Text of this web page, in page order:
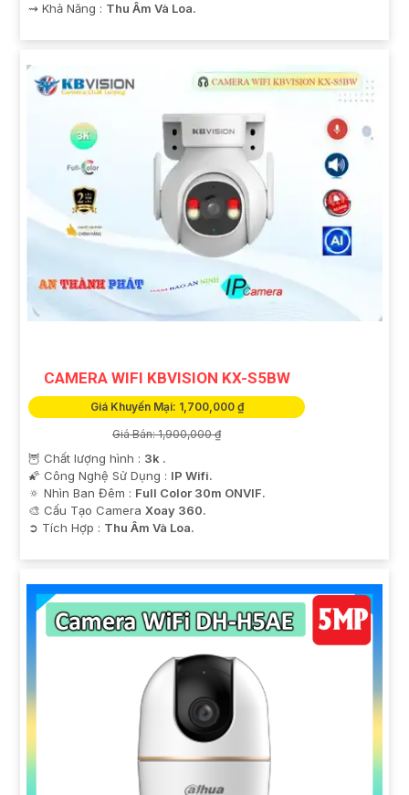
️⇝ Khả Năng : Thu Âm Và Loa.
CAMERA WIFI KBVISION KX-S5BW
Giá Khuyến Mại: 1,700,000 ₫
Giá Bán: 1,900,000 ₫
🦉 Chất lượng hình : 3k .
🌠 Công Nghệ Sử Dụng : IP Wifi.
🔅 Nhìn Ban Đêm : Full Color 30m ONVIF.
🎨 Cấu Tạo Camera Xoay 360.
️➲ Tích Hợp : Thu Âm Và Loa.